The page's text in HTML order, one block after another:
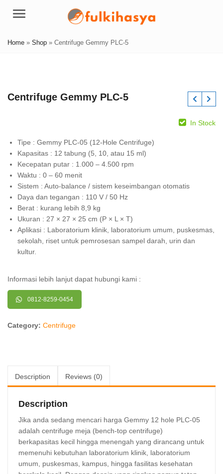
Menu
Home » Shop » Centrifuge Gemmy PLC-5
Centrifuge Gemmy PLC-5
In Stock
Tipe : Gemmy PLC-05 (12-Hole Centrifuge)
Kapasitas : 12 tabung (5, 10, atau 15 ml)
Kecepatan putar : 1.000 – 4.500 rpm
Waktu : 0 – 60 menit
Sistem : Auto-balance / sistem keseimbangan otomatis
Daya dan tegangan : 110 V / 50 Hz
Berat : kurang lebih 8,9 kg
Ukuran : 27 × 27 × 25 cm (P × L × T)
Aplikasi : Laboratorium klinik, laboratorium umum, puskesmas,
sekolah, riset untuk pemrosesan sampel darah, urin dan
kultur.
Informasi lebih lanjut dapat hubungi kami :
0812-8259-0454
Category: Centrifuge
Description Reviews (0)
Description
Jika anda sedang mencari harga Gemmy 12 hole PLC-05
adalah centrifuge meja (bench-top centrifuge)
berkapasitas kecil hingga menengah yang dirancang untuk
memenuhi kebutuhan laboratorium klinik, laboratorium
umum, puskesmas, kampus, hingga fasilitas kesehatan